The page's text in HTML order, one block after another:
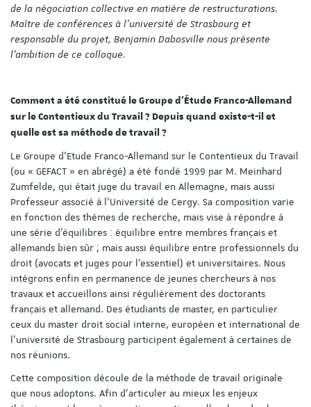
de la négociation collective en matière de restructurations.
Maître de conférences à l’université de Strasbourg et
responsable du projet, Benjamin Dabosville nous présente
l’ambition de ce colloque.
Comment a été constitué le Groupe d’Étude Franco-Allemand
sur le Contentieux du Travail ? Depuis quand existe-t-il et
quelle est sa méthode de travail ?
Le Groupe d’Etude Franco-Allemand sur le Contentieux du Travail
(ou « GEFACT » en abrégé) a été fondé 1999 par M. Meinhard
Zumfelde, qui était juge du travail en Allemagne, mais aussi
Professeur associé à l’Université de Cergy. Sa composition varie
en fonction des thèmes de recherche, mais vise à répondre à
une série d’équilibres : équilibre entre membres français et
allemands bien sûr ; mais aussi équilibre entre professionnels du
droit (avocats et juges pour l’essentiel) et universitaires. Nous
intégrons enfin en permanence de jeunes chercheurs à nos
travaux et accueillons ainsi régulièrement des doctorants
français et allemand. Des étudiants de master, en particulier
ceux du master droit social interne, européen et international de
l’université de Strasbourg participent également à certaines de
nos réunions.
Cette composition découle de la méthode de travail originale
que nous adoptons. Afin d’articuler au mieux les enjeux